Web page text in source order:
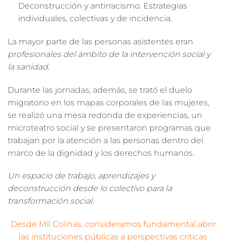
Deconstrucción y antirracismo. Estrategias
individuales, colectivas y de incidencia.
La mayor parte de las personas asistentes eran
profesionales del ámbito de la intervención social y
la sanidad.
Durante las jornadas, además, se trató el duelo
migratorio en los mapas corporales de las mujeres,
se realizó una mesa redonda de experiencias, un
microteatro social y se presentaron programas que
trabajan por la atención a las personas dentro del
marco de la dignidad y los derechos humanos.
Un espacio de trabajo, aprendizajes y
deconstrucción desde lo colectivo para la
transformación social.
Desde Mil Colinas, consideramos fundamental abrir
las instituciones públicas a perspectivas críticas